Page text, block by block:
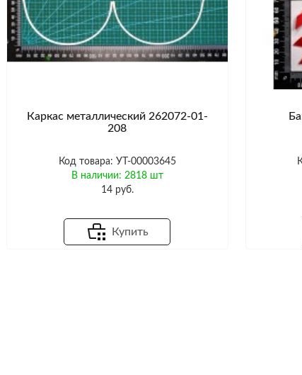
Каркас металлический 262072-01-
208
Код товара: УТ-00003645
В наличии: 2818 шт
14 руб.
Купить